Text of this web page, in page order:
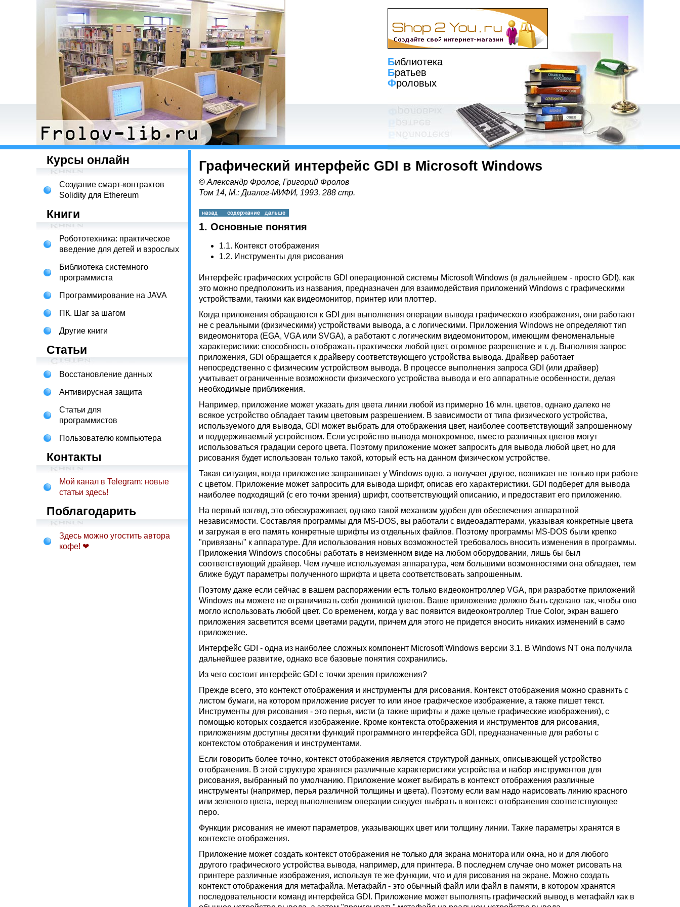
Библиотека
Братьев
Фроловых
Курсы онлайн
Создание смарт-контрактов
Solidity для Ethereum
Книги
Робототехника: практическое
введение для детей и взрослых
Библиотека системного
программиста
Программирование на JAVA
ПК. Шаг за шагом
Другие книги
Статьи
Восстановление данных
Антивирусная защита
Статьи для
программистов
Пользователю компьютера
Контакты
Мой канал в Telegram: новые
статьи здесь!
Поблагодарить
Здесь можно угостить автора
кофе! ❤
Графический интерфейс GDI в Microsoft Windows
© Александр Фролов, Григорий Фролов
Том 14, М.: Диалог-МИФИ, 1993, 288 стр.
1. Основные понятия
1.1. Контекст отображения
1.2. Инструменты для рисования
Интерфейс графических устройств GDI операционной системы Microsoft Windows (в дальнейшем - просто GDI), как
это можно предположить из названия, предназначен для взаимодействия приложений Windows с графическими
устройствами, такими как видеомонитор, принтер или плоттер.
Когда приложения обращаются к GDI для выполнения операции вывода графического изображения, они работают
не с реальными (физическими) устройствами вывода, а с логическими. Приложения Windows не определяют тип
видеомонитора (EGA, VGA или SVGA), а работают с логическим видеомонитором, имеющим феноменальные
характеристики: способность отображать практически любой цвет, огромное разрешение и т. д. Выполняя запрос
приложения, GDI обращается к драйверу соответствующего устройства вывода. Драйвер работает
непосредственно с физическим устройством вывода. В процессе выполнения запроса GDI (или драйвер)
учитывает ограниченные возможности физического устройства вывода и его аппаратные особенности, делая
необходимые приближения.
Например, приложение может указать для цвета линии любой из примерно 16 млн. цветов, однако далеко не
всякое устройство обладает таким цветовым разрешением. В зависимости от типа физического устройства,
используемого для вывода, GDI может выбрать для отображения цвет, наиболее соответствующий запрошенному
и поддерживаемый устройством. Если устройство вывода монохромное, вместо различных цветов могут
использоваться градации серого цвета. Поэтому приложение может запросить для вывода любой цвет, но для
рисования будет использован только такой, который есть на данном физическом устройстве.
Такая ситуация, когда приложение запрашивает у Windows одно, а получает другое, возникает не только при работе
с цветом. Приложение может запросить для вывода шрифт, описав его характеристики. GDI подберет для вывода
наиболее подходящий (с его точки зрения) шрифт, соответствующий описанию, и предоставит его приложению.
На первый взгляд, это обескураживает, однако такой механизм удобен для обеспечения аппаратной
независимости. Составляя программы для MS-DOS, вы работали с видеоадаптерами, указывая конкретные цвета
и загружая в его память конкретные шрифты из отдельных файлов. Поэтому программы MS-DOS были крепко
"привязаны" к аппаратуре. Для использования новых возможностей требовалось вносить изменения в программы.
Приложения Windows способны работать в неизменном виде на любом оборудовании, лишь бы был
соответствующий драйвер. Чем лучше используемая аппаратура, чем большими возможностями она обладает, тем
ближе будут параметры полученного шрифта и цвета соответствовать запрошенным.
Поэтому даже если сейчас в вашем распоряжении есть только видеоконтроллер VGA, при разработке приложений
Windows вы можете не ограничивать себя дюжиной цветов. Ваше приложение должно быть сделано так, чтобы оно
могло использовать любой цвет. Со временем, когда у вас появится видеоконтроллер True Color, экран вашего
приложения засветится всеми цветами радуги, причем для этого не придется вносить никаких изменений в само
приложение.
Интерфейс GDI - одна из наиболее сложных компонент Microsoft Windows версии 3.1. В Windows NT она получила
дальнейшее развитие, однако все базовые понятия сохранились.
Из чего состоит интерфейс GDI с точки зрения приложения?
Прежде всего, это контекст отображения и инструменты для рисования. Контекст отображения можно сравнить с
листом бумаги, на котором приложение рисует то или иное графическое изображение, а также пишет текст.
Инструменты для рисования - это перья, кисти (а также шрифты и даже целые графические изображения), с
помощью которых создается изображение. Кроме контекста отображения и инструментов для рисования,
приложениям доступны десятки функций программного интерфейса GDI, предназначенные для работы с
контекстом отображения и инструментами.
Если говорить более точно, контекст отображения является структурой данных, описывающей устройство
отображения. В этой структуре хранятся различные характеристики устройства и набор инструментов для
рисования, выбранный по умолчанию. Приложение может выбирать в контекст отображения различные
инструменты (например, перья различной толщины и цвета). Поэтому если вам надо нарисовать линию красного
или зеленого цвета, перед выполнением операции следует выбрать в контекст отображения соответствующее
перо.
Функции рисования не имеют параметров, указывающих цвет или толщину линии. Такие параметры хранятся в
контексте отображения.
Приложение может создать контекст отображения не только для экрана монитора или окна, но и для любого
другого графического устройства вывода, например, для принтера. В последнем случае оно может рисовать на
принтере различные изображения, используя те же функции, что и для рисования на экране. Можно создать
контекст отображения для метафайла. Метафайл - это обычный файл или файл в памяти, в котором хранятся
последовательности команд интерфейса GDI. Приложение может выполнять графический вывод в метафайл как в